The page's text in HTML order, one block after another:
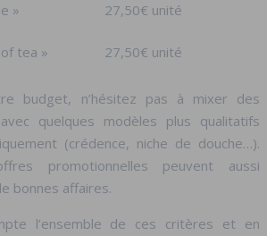
» 27,50€ unité
tea » 27,50€ unité
budget, n’hésitez pas à mixer des
quelques modèles plus qualitatifs
(crédence, niche de douche…).
promotionnelles peuvent aussi
bonnes affaires.
l’ensemble de ces critères et en